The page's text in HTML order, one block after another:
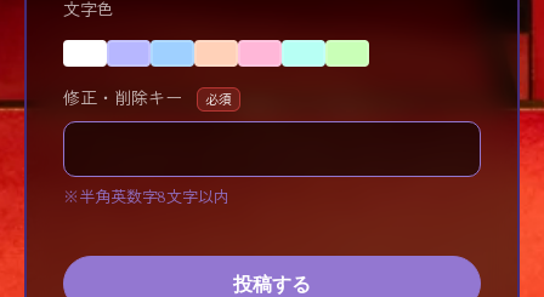
文字色
修正・削除キー 必須
※半角英数字8文字以内
投稿する